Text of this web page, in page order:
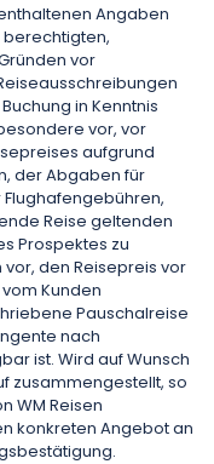
Angaben
berechtigten,
vor
in Kenntnis
vor, vor
aufgrund
der Abgaben für
Reise geltenden
Prospektes zu
vor, den Reisepreis vor
Kunden
Pauschalreise
nach
ist. Wird auf Wunsch
zusammengestellt, so
WM Reisen
konkreten Angebot an